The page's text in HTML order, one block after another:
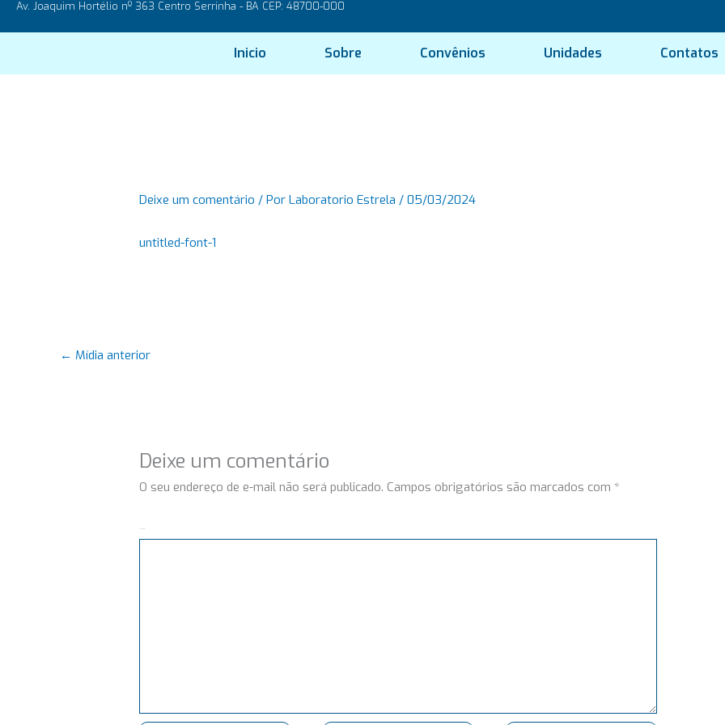
para
Av. Joaquim Hortélio nº 363 Centro Serrinha - BA CEP: 48700-000
Inicio Sobre Convênios Unidades Contatos
Deixe um comentário / PorLaboratorio Estrela/05/03/2024
untitled-font-1
← Mídia anterior
Deixe um comentário
O seu endereço de e-mail não será publicado. Campos obrigatórios são marcados com *